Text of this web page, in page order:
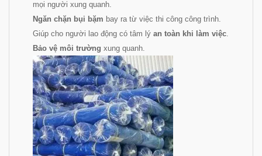
mọi người xung quanh.
Ngăn chặn bụi bặm bay ra từ việc thi công công trình.
Giúp cho người lao động có tâm lý an toàn khi làm việc.
Bảo vệ môi trường xung quanh.